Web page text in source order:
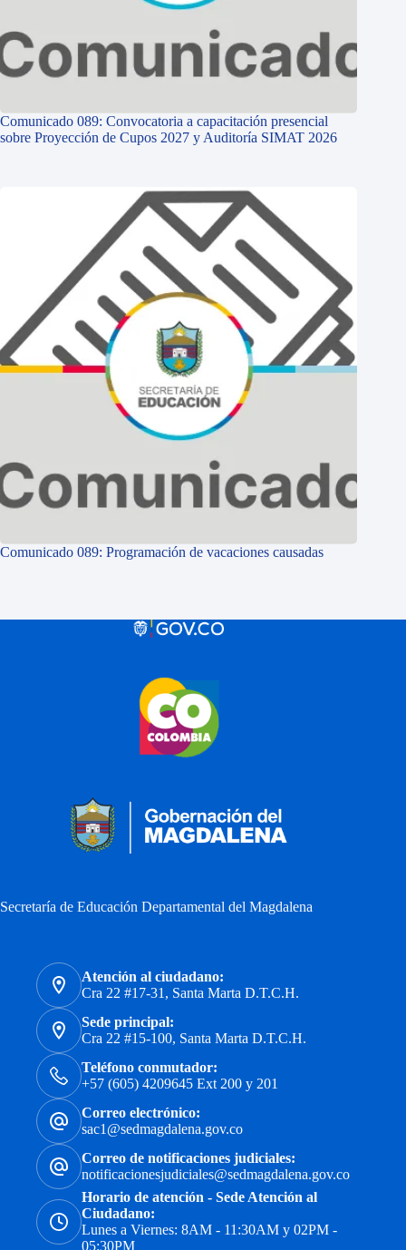
Comunicado 089: Convocatoria a capacitación presencial
sobre Proyección de Cupos 2027 y Auditoría SIMAT 2026
Comunicado 089: Programación de vacaciones causadas
Secretaría de Educación Departamental del Magdalena
Atención al ciudadano:
Cra 22 #17-31, Santa Marta D.T.C.H.
Sede principal:
Cra 22 #15-100, Santa Marta D.T.C.H.
Teléfono conmutador:
+57 (605) 4209645 Ext 200 y 201
Correo electrónico:
sac1@sedmagdalena.gov.co
Correo de notificaciones judiciales:
notificacionesjudiciales@sedmagdalena.gov.co
Horario de atención - Sede Atención al
Ciudadano:
Lunes a Viernes: 8AM - 11:30AM y 02PM -
05:30PM